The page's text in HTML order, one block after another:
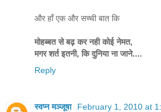
और हाँ एक और सच्ची बात कि
मोहब्बत से बढ़ कर नही कोई नेमत,
मगर शर्त इतनी, कि दुनिया ना जाने....
Reply
स्वप्न मञ्जूषा
February 1, 2010 at